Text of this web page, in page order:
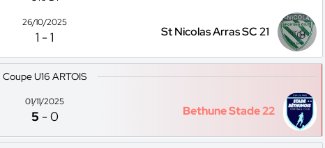
26/10/2025
1 -1 St Nicolas Arras SC 21
Coupe U16 ARTOIS
01/11/2025
5 -0 Bethune Stade 22